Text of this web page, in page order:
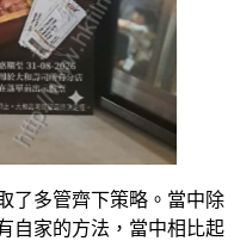
了多管齊下策略。當中除
自家的方法，當中相比起